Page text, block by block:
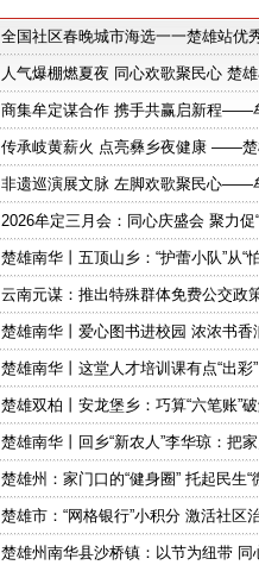
全国社区春晚城市海选一一楚雄站优
人气爆棚燃夏夜 同心欢歌聚民心 楚
商集牟定谋合作 携手共赢启新程——
传承岐黄薪火 点亮彝乡夜健康 ——楚
非遗巡演展文脉 左脚欢歌聚民心——
2026牟定三月会：同心庆盛会 聚力促
楚雄南华丨五顶山乡：“护蕾小队”从“
云南元谋：推出特殊群体免费公交政
楚雄南华丨爱心图书进校园 浓浓书
楚雄南华丨这堂人才培训课有点“出彩”
楚雄双柏丨安龙堡乡：巧算“六笔账”
楚雄南华丨回乡“新农人”李华琼：把
楚雄州：家门口的“健身圈” 托起民生“
楚雄市：“网格银行”小积分 激活社区
楚雄州南华县沙桥镇：以节为纽带 同